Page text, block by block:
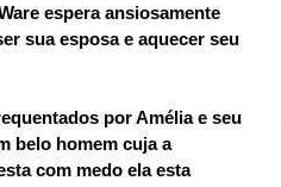
espera ansiosamente
sua esposa e aquecer seu
por Amélia e seu
belo homem cuja a
com medo ela esta